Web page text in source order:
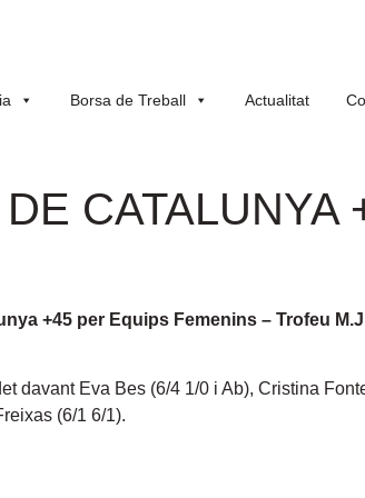
Borsa de Treball Actualitat
CATALUNYA
+45 per Equips Femenins – Trofeu
davant Eva Bes (6/4 1/0 i Ab), Cristina
(6/1 6/1).